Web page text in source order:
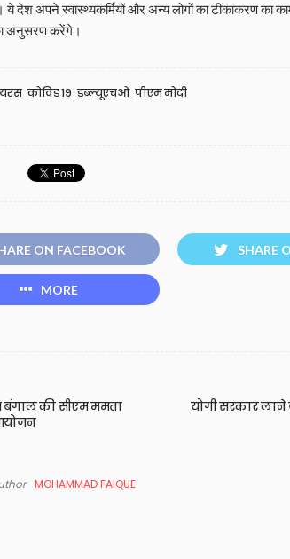
ये देश अपने स्वास्थ्यकर्मियों और अन्य लोगों का टीकाकरण का
अनुसरण करेंगे।
कोविड 19 डब्ल्यूएचओ पीएम मोदी
ON FACEBOOK SHARE
MORE
बंगाल की सीएम ममता
योगी सरकार
MOHAMMAD FAIQUE